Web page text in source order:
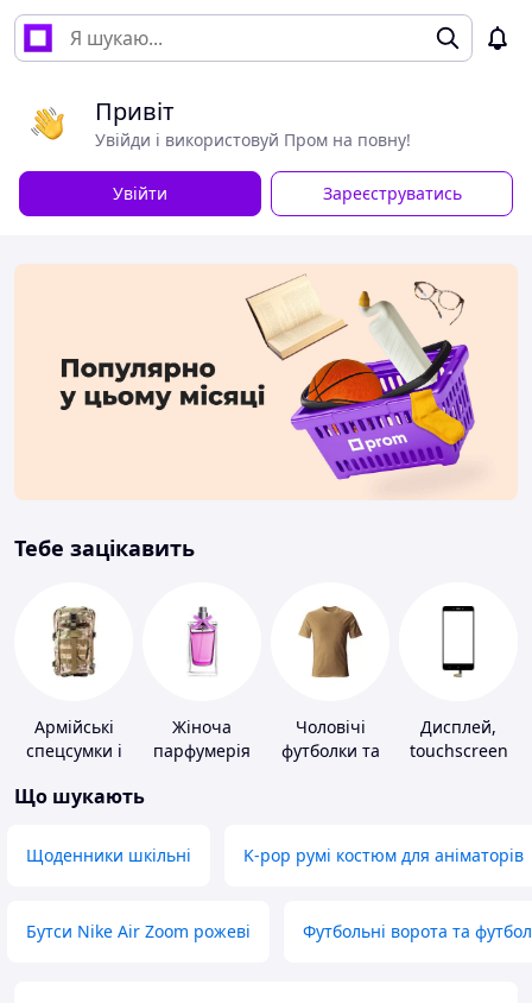
Привіт
Увійди і використовуй Пром на повну!
Увійти Зареєструватись
Тебе зацікавить
Армійські
спецсумки і
Жіноча
парфумерія
Чоловічі
футболки та
Дисплей,
touchscreen
Що шукають
Щоденники шкільні K-pop румі костюм для аніматорів
Бутси Nike Air Zoom рожеві Футбольні ворота та